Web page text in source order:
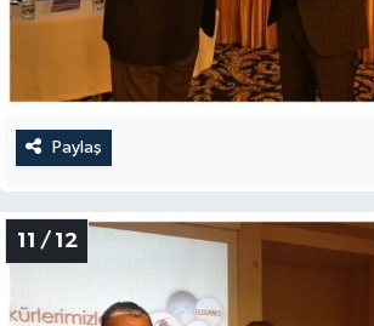
Paylaş
11 / 12